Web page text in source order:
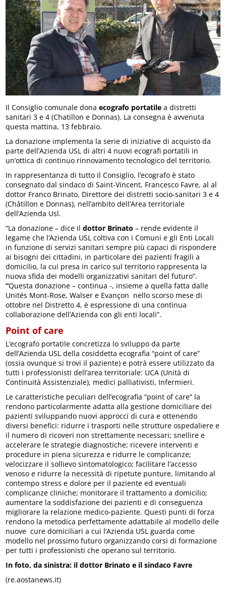
Il Consiglio comunale donaecografo portatile a distretti
sanitari 3 e 4 (Chatillon e Donnas). La consegna è avvenuta
questa mattina, 13 febbraio.
La donazione implementa la serie di iniziative di acquisto da
parte dell’Azienda USL di altri 4 nuovi ecografi portatili in
un’ottica di continuo rinnovamento tecnologico del territorio.
In rappresentanza di tutto il Consiglio, l’ecografo è stato
consegnato dal sindaco di Saint-Vincent, Francesco Favre, al al
dottor Franco Brinato, Direttore dei distretti socio-sanitari 3 e 4
(Châtillon e Donnas), nell’ambito dell’Area territoriale
dell’Azienda Usl.
“La donazione – dice ildottor Brinato – rende evidente il
legame che l’Azienda USL coltiva con i Comuni e gli Enti Locali
in funzione di servizi sanitari sempre più capaci di rispondere
ai bisogni dei cittadini, in particolare dei pazienti fragili a
domicilio, la cui presa in carico sul territorio rappresenta la
nuova sfida dei modelli organizzativi sanitari del futuro”.
“Questa donazione – continua -, insieme a quella fatta dalle
Unités Mont-Rose, Walser e Evançon nello scorso mese di
ottobre nel Distretto 4, è espressione di una continua
collaborazione dell’Azienda con gli enti locali”.
Point of care
L’ecografo portatile concretizza lo sviluppo da parte
dell’Azienda USL della cosiddetta ecografia “point of care”
(ossia ovunque si trovi il paziente) e potrà essere utilizzato da
tutti i professionisti dell’area territoriale: UCA (Unità di
Continuità Assistenziale), medici palliativisti, Infermieri.
Le caratteristiche peculiari dell’ecografia “point of care” la
rendono particolarmente adatta alla gestione domiciliare dei
pazienti sviluppando nuovi approcci di cura e ottenendo
diversi benefici: ridurre i trasporti nelle strutture ospedaliere e
il numero di ricoveri non strettamente necessari; snellire e
accelerare le strategie diagnostiche; ricevere interventi e
procedure in piena sicurezza e ridurre le complicanze;
velocizzare il sollievo sintomatologico; facilitare l’accesso
venoso e ridurre la necessità di ripetute punture, limitando al
contempo stress e dolore per il paziente ed eventuali
complicanze cliniche; monitorare il trattamento a domicilio;
aumentare la soddisfazione dei pazienti e di conseguenza
migliorare la relazione medico-paziente. Questi punti di forza
rendono la metodica perfettamente adattabile al modello delle
nuove cure domiciliari a cui l’Azienda USL guarda come
modello nel prossimo futuro organizzando corsi di formazione
per tutti i professionisti che operano sul territorio.
In foto, da sinistra: il dottor Brinato e il sindaco Favre
(re.aostanews.it)